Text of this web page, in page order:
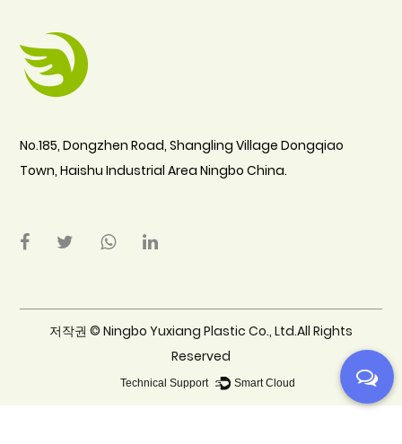
No.185, Dongzhen Road, Shangling Village Dongqiao
Town, Haishu Industrial Area Ningbo China.
저작권 © Ningbo Yuxiang Plastic Co., Ltd.All Rights
Reserved
Technical Support ： Smart Cloud